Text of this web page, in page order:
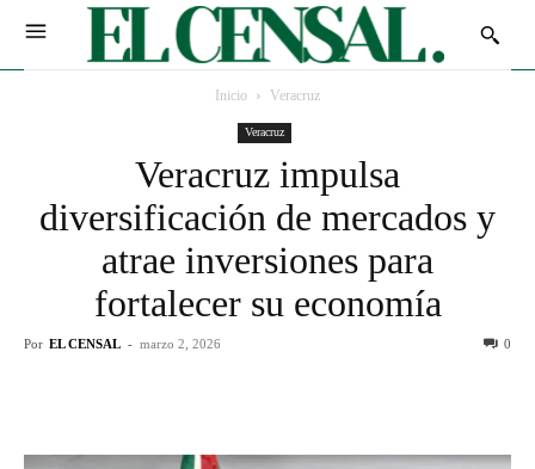
Inicio Veracruz
Veracruz
Veracruz impulsa
diversificación de mercados y
atrae inversiones para
fortalecer su economía
Por EL CENSAL - marzo 2, 2026 0